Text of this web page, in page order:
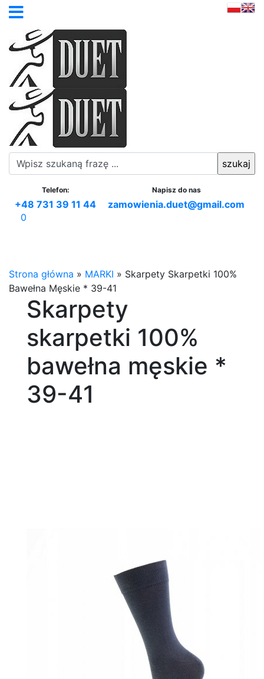
Telefon:
+48 731 39 11 44
Napisz do nas
zamowienia.duet@gmail.com
0
Strona główna » MARKI » Skarpety Skarpetki 100%
Bawełna Męskie * 39-41
Skarpety
skarpetki 100%
bawełna męskie *
39-41